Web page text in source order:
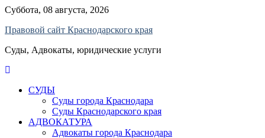
Skip
content
Суббота, 08 августа, 2026
Правовой сайт Краснодарского края
Суды, Адвокаты, юридические услуги
СУДЫ
Суды города Краснодара
Суды Краснодарского края
АДВОКАТУРА
Адвокаты города Краснодара